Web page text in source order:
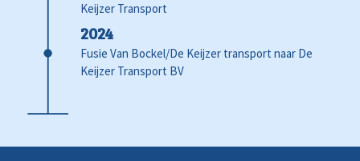
Keijzer Transport
2024
Fusie Van Bockel/De Keijzer transport naar De
Keijzer Transport BV